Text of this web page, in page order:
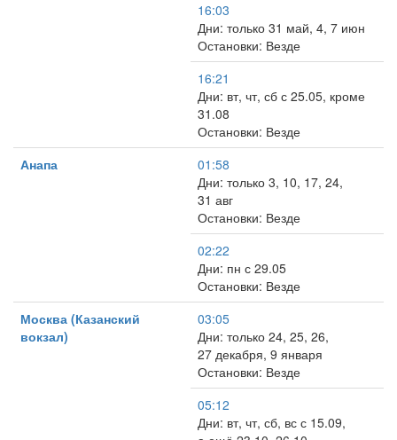
16:03
Дни: только 31 май, 4, 7 июн
Остановки: Везде
16:21
Дни: вт, чт, сб с 25.05, кроме
31.08
Остановки: Везде
Анапа
01:58
Дни: только 3, 10, 17, 24,
31 авг
Остановки: Везде
02:22
Дни: пн с 29.05
Остановки: Везде
Москва (Казанский
вокзал)
03:05
Дни: только 24, 25, 26,
27 декабря, 9 января
Остановки: Везде
05:12
Дни: вт, чт, сб, вс с 15.09,